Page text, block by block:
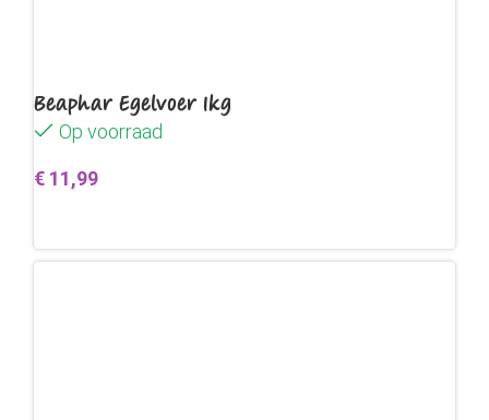
Beaphar Egelvoer 1kg
Op voorraad
€ 11,99